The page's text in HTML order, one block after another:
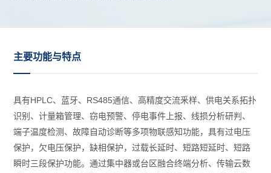
主要功能与特点
具有HPLC、蓝牙、RS485通信、高精度交流釆样、供电关系拓扑
识别、计量箱管理、窃电预警、停电事件上报、线损分析研判、
端子温度检测、故障自动诊断等多项物联感知功能，具有过电压
保护，欠电压保护，缺相保护，过载长延时、短路短延时、短路
瞬时三段保护功能。通过集中器或台区融合终端分析、传输云数